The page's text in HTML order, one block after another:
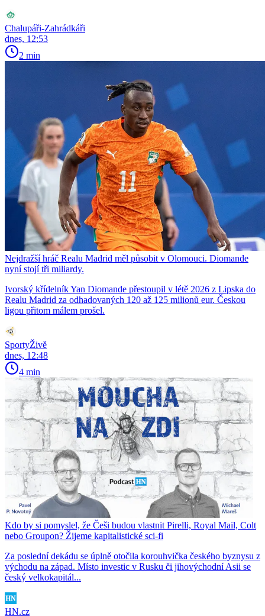
Chalupáři-Zahrádkáři
dnes, 12:53
2 min
Nejdražší hráč Realu Madrid měl působit v Olomouci. Diomande
nyní stojí tři miliardy.
Ivorský křídelník Yan Diomande přestoupil v létě 2026 z Lipska do
Realu Madrid za odhadovaných 120 až 125 milionů eur. Českou
ligou přitom málem prošel.
SportyŽivě
dnes, 12:48
4 min
Kdo by si pomyslel, že Češi budou vlastnit Pirelli, Royal Mail, Colt
nebo Groupon? Žijeme kapitalistické sci-fi
Za poslední dekádu se úplně otočila korouhvička českého byznysu z
východu na západ. Místo investic v Rusku či jihovýchodní Asii se
český velkokapitál...
HN.cz